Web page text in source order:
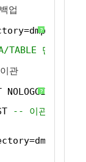
업
?
TABLE 단위로
관
?
NOLOGGING
-- 이관대상 테